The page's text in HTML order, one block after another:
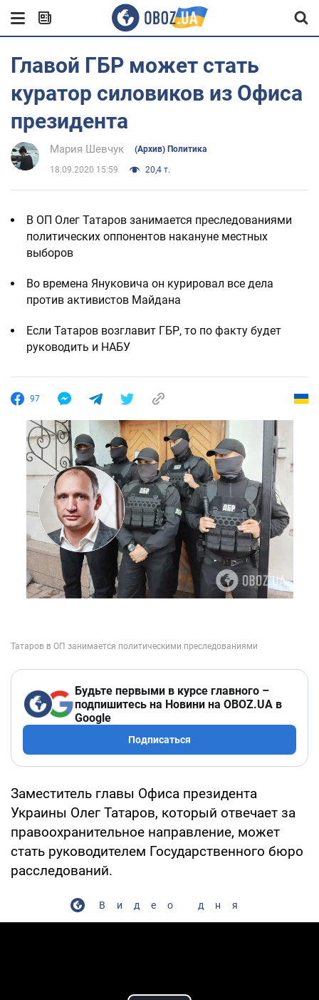
Главой ГБР может стать
куратор силовиков из Офиса
президента
Мария Шевчук (Архив) Политика
18.09.2020 15:59 20,4 т.
В ОП Олег Татаров занимается преследованиями
политических оппонентов накануне местных
выборов
Во времена Януковича он курировал все дела
против активистов Майдана
Если Татаров возглавит ГБР, то по факту будет
руководить и НАБУ
97
Будьте первыми в курсе главного –
подпишитесь на Новини на OBOZ.UA в
Google
Подписаться
Заместитель главы Офиса президента
Украины Олег Татаров, который отвечает за
правоохранительное направление, может
стать руководителем Государственного бюро
расследований.
Видео дня